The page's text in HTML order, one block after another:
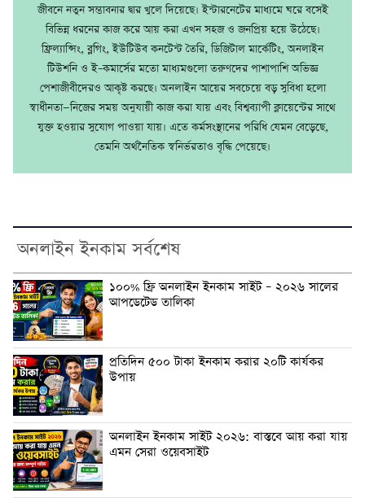
জীবনে নতুন সম্ভাবনার দ্বার খুলে দিয়েছে। ইন্টারনেটের মাধ্যমে ঘরে বসেই
বিভিন্ন ধরনের কাজ করে আয় করা এখন সহজ ও জনপ্রিয় হয়ে উঠেছে।
ফ্রিল্যান্সিং, ব্লগিং, ইউটিউব কনটেন্ট তৈরি, ডিজিটাল মার্কেটিং, অনলাইন
টিউশনি ও ই–কমার্সের মতো মাধ্যমগুলো তরুণদের পাশাপাশি অভিজ্ঞ
পেশাজীবীদেরও আকৃষ্ট করছে। অনলাইন আয়ের সবচেয়ে বড় সুবিধা হলো
স্বাধীনতা—নিজের সময় অনুযায়ী কাজ করা যায় এবং বিশ্বব্যাপী ক্লায়েন্টের সাথে
যুক্ত হওয়ার সুযোগ পাওয়া যায়। এতে কর্মসংস্থানের পরিধি যেমন বেড়েছে,
তেমনি অর্থনৈতিক স্বনির্ভরতাও বৃদ্ধি পেয়েছে।
অনলাইন ইনকাম সর্বশেষ
১০০% ফ্রি অনলাইন ইনকাম সাইট – ২০২৬ সালের
আপডেটেড তালিকা
প্রতিদিন ৫০০ টাকা ইনকাম করার ২০টি কার্যকর
উপায়
অনলাইন ইনকাম সাইট ২০২৬: বাস্তবে আয় করা যায়
এমন সেরা ওয়েবসাইট